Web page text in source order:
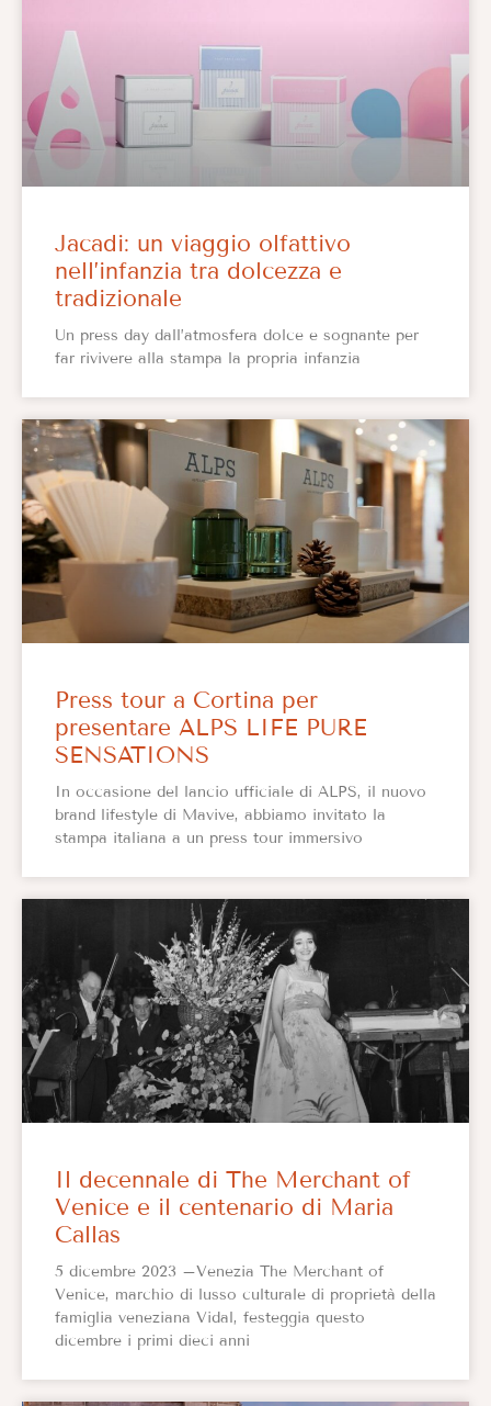
Jacadi: un viaggio olfattivo
nell’infanzia tra dolcezza e
tradizionale
Un press day dall’atmosfera dolce e sognante per
far rivivere alla stampa la propria infanzia
Press tour a Cortina per
presentare ALPS LIFE PURE
SENSATIONS
In occasione del lancio ufficiale di ALPS, il nuovo
brand lifestyle di Mavive, abbiamo invitato la
stampa italiana a un press tour immersivo
Il decennale di The Merchant of
Venice e il centenario di Maria
Callas
5 dicembre 2023 –Venezia The Merchant of
Venice, marchio di lusso culturale di proprietà della
famiglia veneziana Vidal, festeggia questo
dicembre i primi dieci anni